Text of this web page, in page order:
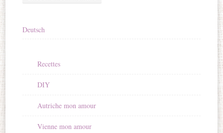
Deutsch
Recettes
DIY
Autriche mon amour
Vienne mon amour